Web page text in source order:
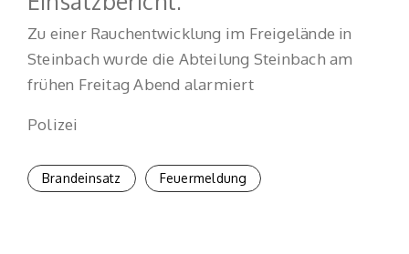
Zu einer Rauchentwicklung im Freigelände in
Steinbach wurde die Abteilung Steinbach am
frühen Freitag Abend alarmiert
Polizei
Brandeinsatz Feuermeldung